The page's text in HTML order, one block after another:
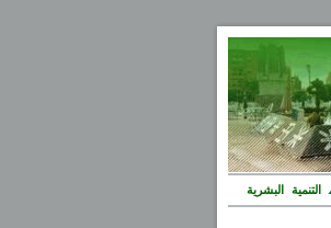
التنمية البشرية